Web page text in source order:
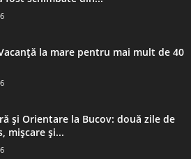
la mare pentru mai mult de 40
și Orientare la Bucov: două zile de
mișcare și...